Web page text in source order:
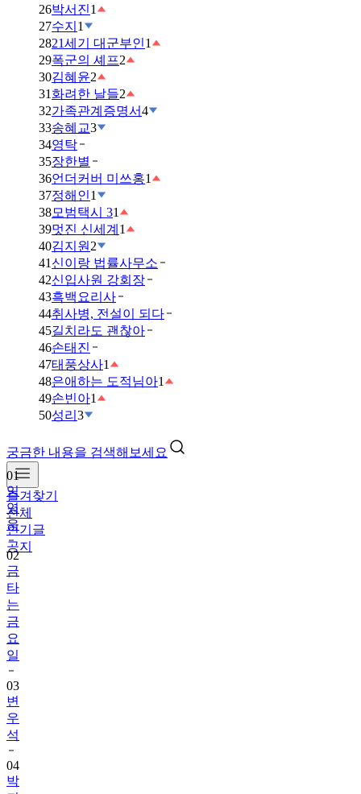
26박서진1
27수지 1
2821세기 대군부인1
29폭군의 셰프2
30김혜윤2
31 화려한 날들2
32가족관계증명서4
33송혜교3
34영탁
35장한별
36언더커버 미쓰홍1
37정해인1
38모범택시 31
39멋진 신세계 1
40김지원 2
41 신이랑 법률사무소
42신입사원 강회장
43흑백요리사
44취사병, 전설이 되다
45길치라도 괜찮아
46손태진
47태풍상사1
48은애하는 도적님아1
49손빈아1
50성리 3
궁금한 내용을 검색해보세요
즐겨찾기
전체
인기글
공지
01
임
영
웅
02
금
타
는
금
요
일
03
변
우
석
04
박